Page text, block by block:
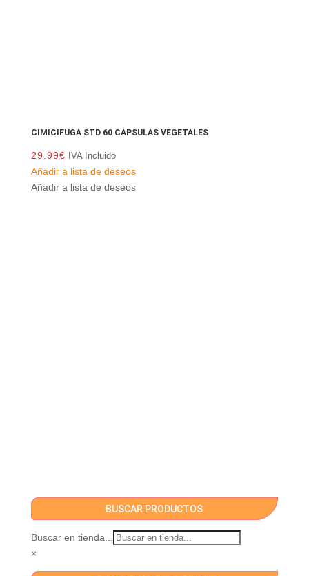
CIMICIFUGA STD 60 CAPSULAS VEGETALES
29.99€ IVA Incluido
Añadir a lista de deseos
Añadir a lista de deseos
BUSCAR PRODUCTOS
Buscar en tienda...
×